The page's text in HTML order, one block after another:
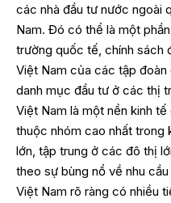
các nhà đầu tư nước ngoài
Nam. Đó có thể là một
trường quốc tế, chính sách
Việt Nam của các tập đoàn
danh mục đầu tư ở các thị
Việt Nam là một nền kinh
thuộc nhóm cao nhất trong
lớn, tập trung ở các đô thị
theo sự bùng nổ về nhu
Việt Nam rõ ràng có nhiều